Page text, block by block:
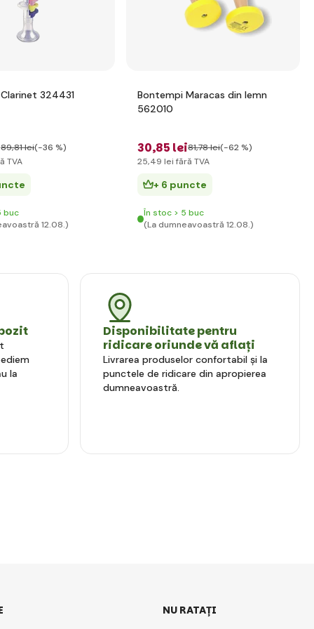
324431
89,81 lei(-36 %)
TVA
buc
12.08.)
Bontempi Maracas din lemn
562010
30,85 lei81,78 lei(-62 %)
25,49 lei fără TVA
+ 6 puncte
În stoc > 5 buc
(La dumneavoastră 12.08.)
la
Disponibilitate pentru
ridicare oriunde vă aflați
Livrarea produselor confortabil și la
punctele de ridicare din apropierea
dumneavoastră.
NU RATAȚI